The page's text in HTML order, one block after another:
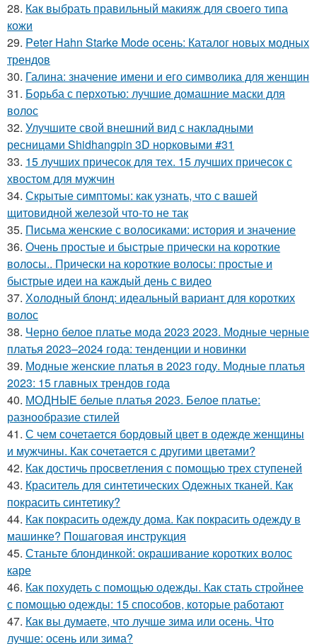
28. Как выбрать правильный макияж для своего типа
кожи
29. Peter Hahn Starke Mode осень: Каталог новых модных
трендов
30. Галина: значение имени и его символика для женщин
31. Борьба с перхотью: лучшие домашние маски для
волос
32. Улучшите свой внешний вид с накладными
ресницами Shidhangpin 3D норковыми #31
33. 15 лучших причесок для тех. 15 лучших причесок с
хвостом для мужчин
34. Скрытые симптомы: как узнать, что с вашей
щитовидной железой что-то не так
35. Письма женские с волосиками: история и значение
36. Очень простые и быстрые прически на короткие
волосы.. Прически на короткие волосы: простые и
быстрые идеи на каждый день с видео
37. Холодный блонд: идеальный вариант для коротких
волос
38. Черно белое платье мода 2023 2023. Модные черные
платья 2023–2024 года: тенденции и новинки
39. Модные женские платья в 2023 году. Модные платья
2023: 15 главных трендов года
40. МОДНЫЕ белые платья 2023. Белое платье:
разнообразие стилей
41. С чем сочетается бордовый цвет в одежде женщины
и мужчины. Как сочетается с другими цветами?
42. Как достичь просветления с помощью трех ступеней
43. Краситель для синтетических Одежных тканей. Как
покрасить синтетику?
44. Как покрасить одежду дома. Как покрасить одежду в
машинке? Пошаговая инструкция
45. Станьте блондинкой: окрашивание коротких волос
каре
46. Как похудеть с помощью одежды. Как стать стройнее
с помощью одежды: 15 способов, которые работают
47. Как вы думаете, что лучше зима или осень. Что
лучше: осень или зима?